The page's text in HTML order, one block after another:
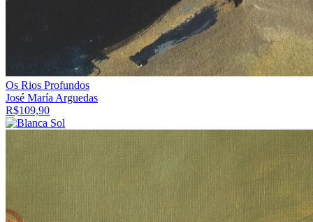
Os Rios Profundos
José María Arguedas
R$109,90